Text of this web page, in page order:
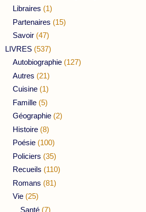
Libraires (1)
Partenaires (15)
Savoir (47)
LIVRES (537)
Autobiographie (127)
Autres (21)
Cuisine (1)
Famille (5)
Géographie (2)
Histoire (8)
Poésie (100)
Policiers (35)
Recueils (110)
Romans (81)
Vie (25)
Santé (7)